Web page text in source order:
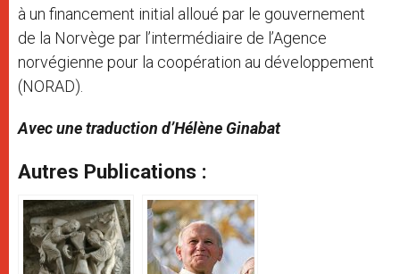
à un financement initial alloué par le gouvernement
de la Norvège par l’intermédiaire de l’Agence
norvégienne pour la coopération au développement
(NORAD).
Avec une traduction d’Hélène Ginabat
Autres Publications :